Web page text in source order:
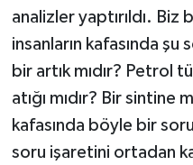
analizler yaptırıldı. Biz
insanların kafasında
bir artık mıdır? Petrol
atığı mıdır? Bir sintine
kafasında böyle bir
soru işaretini ortadan